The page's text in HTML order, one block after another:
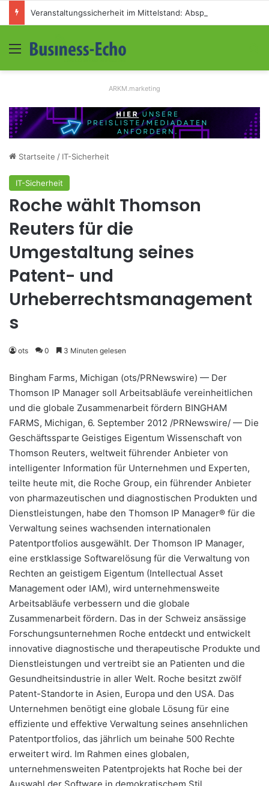
Menü
ARKM.marketing
Startseite / IT-Sicherheit
IT-Sicherheit
Roche wählt Thomson
Reuters für die
Umgestaltung seines
Patent- und
Urheberrechtsmanagement
s
ots 0 3 Minuten gelesen
Bingham Farms, Michigan (ots/PRNewswire) — Der
Thomson IP Manager soll Arbeitsabläufe vereinheitlichen
und die globale Zusammenarbeit fördern BINGHAM
FARMS, Michigan, 6. September 2012 /PRNewswire/ — Die
Geschäftssparte Geistiges Eigentum Wissenschaft von
Thomson Reuters, weltweit führender Anbieter von
intelligenter Information für Unternehmen und Experten,
teilte heute mit, die Roche Group, ein führender Anbieter
von pharmazeutischen und diagnostischen Produkten und
Dienstleistungen, habe den Thomson IP Manager® für die
Verwaltung seines wachsenden internationalen
Patentportfolios ausgewählt. Der Thomson IP Manager,
eine erstklassige Softwarelösung für die Verwaltung von
Rechten an geistigem Eigentum (Intellectual Asset
Management oder IAM), wird unternehmensweite
Arbeitsabläufe verbessern und die globale
Zusammenarbeit fördern. Das in der Schweiz ansässige
Forschungsunternehmen Roche entdeckt und entwickelt
innovative diagnostische und therapeutische Produkte und
Dienstleistungen und vertreibt sie an Patienten und die
Gesundheitsindustrie in aller Welt. Roche besitzt zwölf
Patent-Standorte in Asien, Europa und den USA. Das
Unternehmen benötigt eine globale Lösung für eine
effiziente und effektive Verwaltung seines ansehnlichen
Patentportfolios, das jährlich um beinahe 500 Rechte
erweitert wird. Im Rahmen eines globalen,
unternehmensweiten Patentprojekts hat Roche bei der